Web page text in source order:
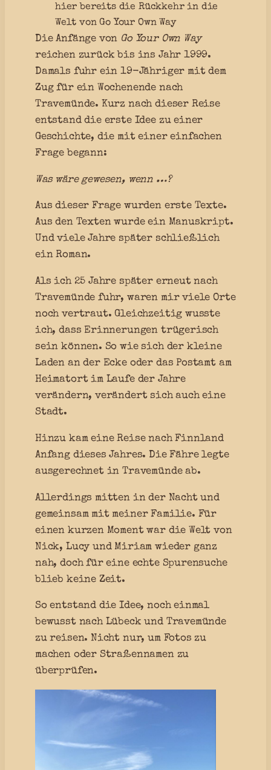
hier bereits die Rückkehr in die
Welt von Go Your Own Way
Die Anfänge von Go Your Own Way
reichen zurück bis ins Jahr 1999.
Damals fuhr ein 19-Jähriger mit dem
Zug für ein Wochenende nach
Travemünde. Kurz nach dieser Reise
entstand die erste Idee zu einer
Geschichte, die mit einer einfachen
Frage begann:
Was wäre gewesen, wenn …?
Aus dieser Frage wurden erste Texte.
Aus den Texten wurde ein Manuskript.
Und viele Jahre später schließlich
ein Roman.
Als ich 25 Jahre später erneut nach
Travemünde fuhr, waren mir viele Orte
noch vertraut. Gleichzeitig wusste
ich, dass Erinnerungen trügerisch
sein können. So wie sich der kleine
Laden an der Ecke oder das Postamt am
Heimatort im Laufe der Jahre
verändern, verändert sich auch eine
Stadt.
Hinzu kam eine Reise nach Finnland
Anfang dieses Jahres. Die Fähre legte
ausgerechnet in Travemünde ab.
Allerdings mitten in der Nacht und
gemeinsam mit meiner Familie. Für
einen kurzen Moment war die Welt von
Nick, Lucy und Miriam wieder ganz
nah, doch für eine echte Spurensuche
blieb keine Zeit.
So entstand die Idee, noch einmal
bewusst nach Lübeck und Travemünde
zu reisen. Nicht nur, um Fotos zu
machen oder Straßennamen zu
überprüfen.